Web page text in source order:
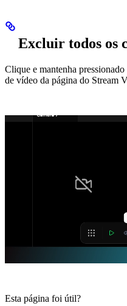
Excluir todos os
Clique e mantenha
de vídeo da página do Stream
Esta página foi útil?